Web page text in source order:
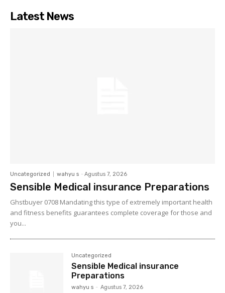
Latest News
Uncategorized wahyu s - Agustus 7, 2026
Sensible Medical insurance Preparations
Ghstbuyer 0708 Mandating this type of extremely important health
and fitness benefits guarantees complete coverage for those and
you...
Uncategorized
Sensible Medical insurance
Preparations
wahyu s - Agustus 7, 2026